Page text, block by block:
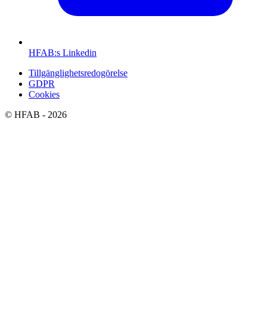
HFAB:s Linkedin
Tillgänglighetsredogörelse
GDPR
Cookies
© HFAB - 2026